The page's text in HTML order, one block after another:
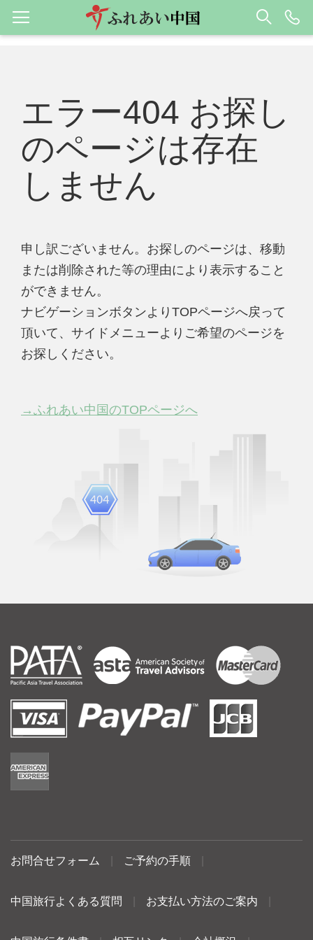
エラー404 お探し
のページは存在
しません
申し訳ございません。お探しのページは、移動
または削除された等の理由により表示すること
ができません。
ナビゲーションボタンよりTOPページへ戻って
頂いて、サイドメニューよりご希望のページを
お探しください。
→ふれあい中国のTOPページへ
お問合せフォーム ご予約の手順
中国旅行よくある質問 お支払い方法のご案内